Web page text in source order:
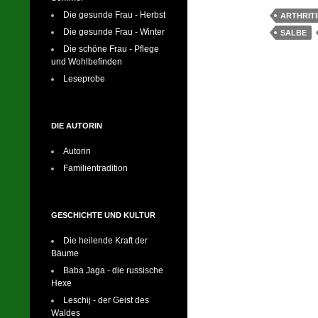
er
e
SALBE
Die gesunde Frau - Herbst
Die gesunde Frau - Winter
Die schöne Frau - Pflege
und Wohlbefinden
Leseprobe
DIE AUTORIN
Autorin
Familientradition
GESCHICHTE UND KULTUR
Die heilende Kraft der
Bäume
Baba Jaga - die russische
Hexe
Leschij - der Geist des
Waldes